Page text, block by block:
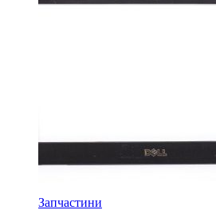
Запчастини